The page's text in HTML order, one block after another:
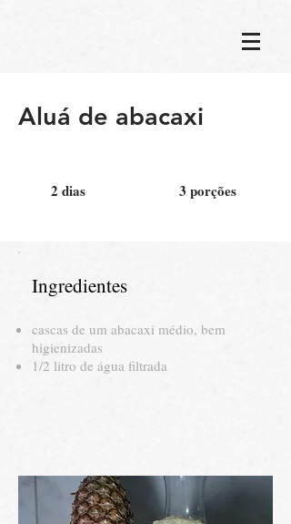
Aluá de abacaxi
2 dias 3 porções
Ingredientes
cascas de um abacaxi médio, bem
higienizadas
1/2 litro de água filtrada